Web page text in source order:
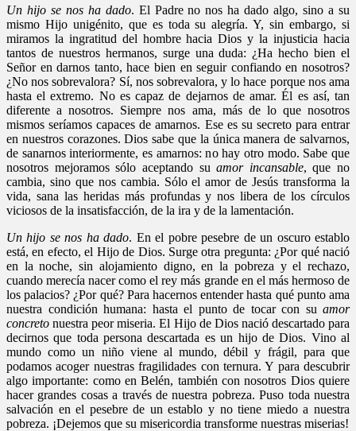
Un hijo se nos ha dado. El Padre no nos ha dado algo, sino a su
mismo Hijo unigénito, que es toda su alegría. Y, sin embargo, si
miramos la ingratitud del hombre hacia Dios y la injusticia hacia
tantos de nuestros hermanos, surge una duda: ¿Ha hecho bien el
Señor en darnos tanto, hace bien en seguir confiando en nosotros?
¿No nos sobrevalora? Sí, nos sobrevalora, y lo hace porque nos ama
hasta el extremo. No es capaz de dejarnos de amar. Él es así, tan
diferente a nosotros. Siempre nos ama, más de lo que nosotros
mismos seríamos capaces de amarnos. Ese es su secreto para entrar
en nuestros corazones. Dios sabe que la única manera de salvarnos,
de sanarnos interiormente, es amarnos: no hay otro modo. Sabe que
nosotros mejoramos sólo aceptando su amor incansable, que no
cambia, sino que nos cambia. Sólo el amor de Jesús transforma la
vida, sana las heridas más profundas y nos libera de los círculos
viciosos de la insatisfacción, de la ira y de la lamentación.
Un hijo se nos ha dado. En el pobre pesebre de un oscuro establo
está, en efecto, el Hijo de Dios. Surge otra pregunta: ¿Por qué nació
en la noche, sin alojamiento digno, en la pobreza y el rechazo,
cuando merecía nacer como el rey más grande en el más hermoso de
los palacios? ¿Por qué? Para hacernos entender hasta qué punto ama
nuestra condición humana: hasta el punto de tocar con su amor
concreto nuestra peor miseria. El Hijo de Dios nació descartado para
decirnos que toda persona descartada es un hijo de Dios. Vino al
mundo como un niño viene al mundo, débil y frágil, para que
podamos acoger nuestras fragilidades con ternura. Y para descubrir
algo importante: como en Belén, también con nosotros Dios quiere
hacer grandes cosas a través de nuestra pobreza. Puso toda nuestra
salvación en el pesebre de un establo y no tiene miedo a nuestra
pobreza. ¡Dejemos que su misericordia transforme nuestras miserias!